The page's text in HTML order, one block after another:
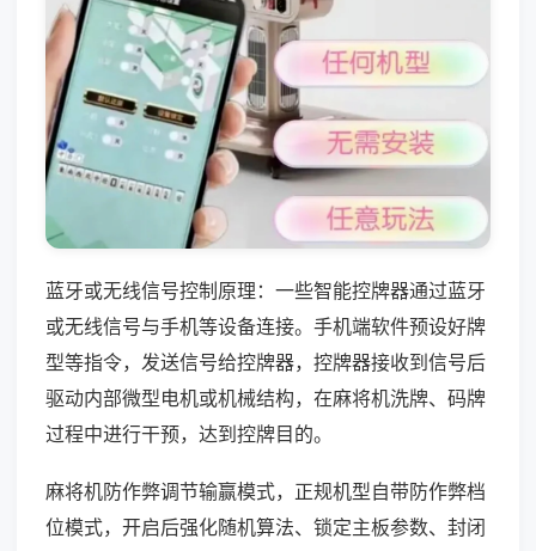
蓝牙或无线信号控制原理：一些智能控牌器通过蓝牙
或无线信号与手机等设备连接。手机端软件预设好牌
型等指令，发送信号给控牌器，控牌器接收到信号后
驱动内部微型电机或机械结构，在麻将机洗牌、码牌
过程中进行干预，达到控牌目的。
麻将机防作弊调节输赢模式，正规机型自带防作弊档
位模式，开启后强化随机算法、锁定主板参数、封闭